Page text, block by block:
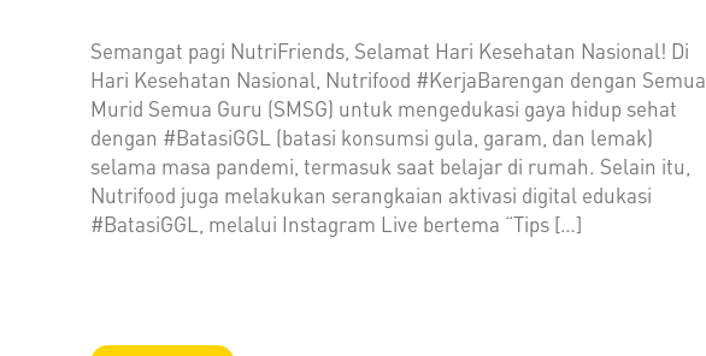
Semangat pagi NutriFriends, Selamat Hari Kesehatan Nasional! Di
Hari Kesehatan Nasional, Nutrifood #KerjaBarengan dengan Semua
Murid Semua Guru (SMSG) untuk mengedukasi gaya hidup sehat
dengan #BatasiGGL (batasi konsumsi gula, garam, dan lemak)
selama masa pandemi, termasuk saat belajar di rumah. Selain itu,
Nutrifood juga melakukan serangkaian aktivasi digital edukasi
#BatasiGGL, melalui Instagram Live bertema “Tips […]